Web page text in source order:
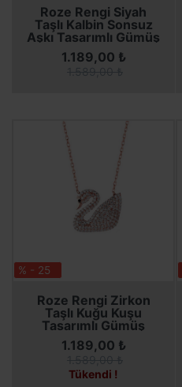
Roze Rengi Siyah
Taşlı Kalbin Sonsuz
Aşkı Tasarımlı Gümüş
Kadın Kolye
SEPETE EKLE
1.189,00 ₺
SEPETE EKLE
% - 25
Roze Rengi Zirkon
Taşlı Kuğu Kuşu
Tasarımlı Gümüş
Kolye
SEPETE EKLE
1.189,00 ₺
Tükendi !